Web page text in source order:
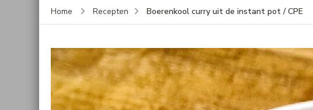
Home Recepten Boerenkool curry uit de instant pot / CPE